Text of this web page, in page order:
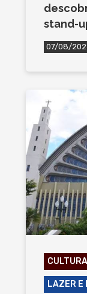
stand-
07/08/
CULTURA
LAZER E